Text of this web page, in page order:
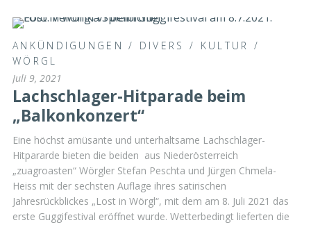
ANKÜNDIGUNGEN / DIVERS / KULTUR
/
WÖRGL
Juli 9, 2021
Lachschlager-Hitparade beim
„Balkonkonzert“
Eine höchst amüsante und unterhaltsame Lachschlager-
Hitpararde bieten die beiden aus Niederösterreich
„zuagroasten“ Wörgler Stefan Peschta und Jürgen Chmela-
Heiss mit der sechsten Auflage ihres satirischen
Jahresrückblickes „Lost in Wörgl“, mit dem am 8. Juli 2021 das
erste Guggifestival eröffnet wurde. Wetterbedingt lieferten die